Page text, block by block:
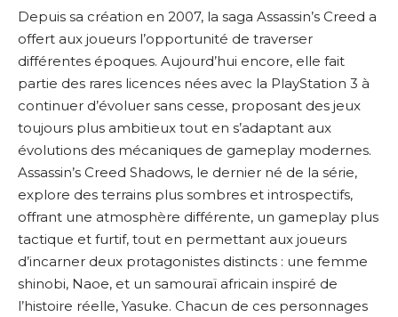
Depuis sa création en 2007, la saga Assassin’s Creed a
offert aux joueurs l’opportunité de traverser
différentes époques. Aujourd’hui encore, elle fait
partie des rares licences nées avec la PlayStation 3 à
continuer d’évoluer sans cesse, proposant des jeux
toujours plus ambitieux tout en s’adaptant aux
évolutions des mécaniques de gameplay modernes.
Assassin’s Creed Shadows, le dernier né de la série,
explore des terrains plus sombres et introspectifs,
offrant une atmosphère différente, un gameplay plus
tactique et furtif, tout en permettant aux joueurs
d’incarner deux protagonistes distincts : une femme
shinobi, Naoe, et un samouraï africain inspiré de
l’histoire réelle, Yasuke. Chacun de ces personnages